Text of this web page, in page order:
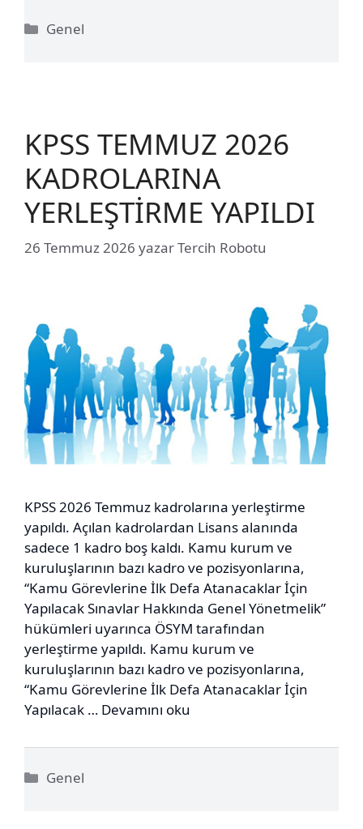
Kategoriler
Genel
KPSS TEMMUZ 2026
KADROLARINA
YERLEŞTİRME YAPILDI
26 Temmuz 2026 yazarTercih Robotu
KPSS 2026 Temmuz kadrolarına yerleştirme
yapıldı. Açılan kadrolardan Lisans alanında
sadece 1 kadro boş kaldı. Kamu kurum ve
kuruluşlarının bazı kadro ve pozisyonlarına,
“Kamu Görevlerine İlk Defa Atanacaklar İçin
Yapılacak Sınavlar Hakkında Genel Yönetmelik”
hükümleri uyarınca ÖSYM tarafından
yerleştirme yapıldı. Kamu kurum ve
kuruluşlarının bazı kadro ve pozisyonlarına,
“Kamu Görevlerine İlk Defa Atanacaklar İçin
Yapılacak … Devamını oku
Kategoriler
Genel